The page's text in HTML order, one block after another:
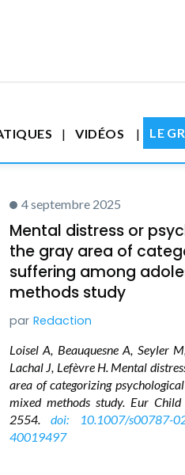
VIDÉOS LE
4 septembre 2025
Mental distress or
the gray area of
suffering among
methods study
Redaction
Loisel A, Beauquesne A, Seyler
Lachal J, Lefèvre H. Mental
area of categorizing
mixed methods study. Eur Child
2554.doi: 10.1007/s00787-
40019497